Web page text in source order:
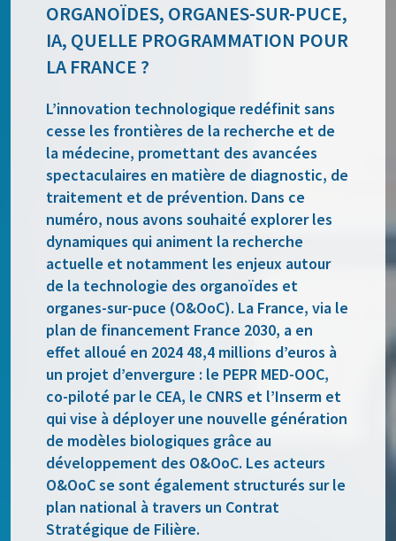
ORGANOÏDES, ORGANES-SUR-PUCE,
IA, QUELLE PROGRAMMATION POUR
LA FRANCE ?
L’innovation technologique redéfinit sans
cesse les frontières de la recherche et de
la médecine, promettant des avancées
spectaculaires en matière de diagnostic, de
traitement et de prévention. Dans ce
numéro, nous avons souhaité explorer les
dynamiques qui animent la recherche
actuelle et notamment les enjeux autour
de la technologie des organoïdes et
organes-sur-puce (O&OoC). La France, via le
plan de financement France 2030, a en
effet alloué en 2024 48,4 millions d’euros à
un projet d’envergure : le PEPR MED-OOC,
co-piloté par le CEA, le CNRS et l’Inserm et
qui vise à déployer une nouvelle génération
de modèles biologiques grâce au
développement des O&OoC. Les acteurs
O&OoC se sont également structurés sur le
plan national à travers un Contrat
Stratégique de Filière.